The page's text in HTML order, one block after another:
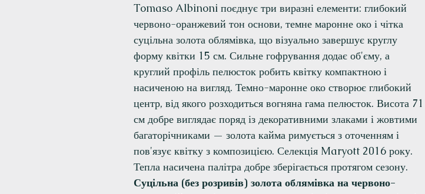
Tomaso Albinoni поєднує три виразні елементи: глибокий
червоно-оранжевий тон основи, темне маронне око і чітка
суцільна золота облямівка, що візуально завершує круглу
форму квітки 15 см. Сильне гофрування додає об'єму, а
круглий профіль пелюсток робить квітку компактною і
насиченою на вигляд. Темно-маронне око створює глибокий
центр, від якого розходиться вогняна гама пелюсток. Висота 71
см добре виглядає поряд із декоративними злаками і жовтими
багаторічниками — золота кайма римується з оточенням і
пов'язує квітку з композицією. Селекція Maryott 2016 року.
Тепла насичена палітра добре зберігається протягом сезону.
Суцільна (без розривів) золота облямівка на червоно-